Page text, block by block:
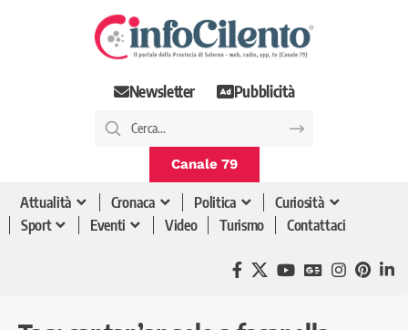
Newsletter Pubblicità
Canale 79
Attualità Cronaca Politica
Curiosità
Sport
Eventi Video Turismo Contattaci